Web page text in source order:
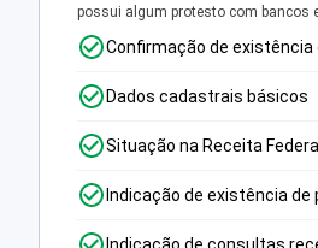
possui algum protesto com bancos
Confirmação de existência
Dados cadastrais básicos
Situação na Receita Federal
Indicação de existência
Indicação de consultas